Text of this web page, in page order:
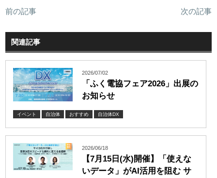
前の記事 次の記事
関連記事
2026/07/02
「ふく電協フェア2026」出展の
お知らせ
イベント 自治体 おすすめ 自治体DX
2026/06/18
【7月15日(水)開催】「使えな
いデータ」がAI活用を阻む サ